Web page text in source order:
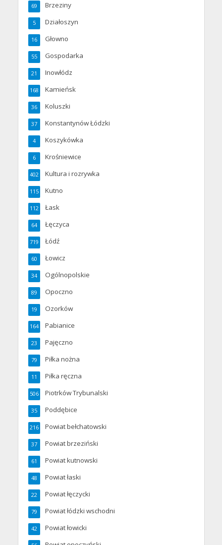
Brzeziny
69
Działoszyn
5
Głowno
16
Gospodarka
55
Inowłódz
21
Kamieńsk
168
Koluszki
36
Konstantynów Łódzki
37
Koszykówka
4
Krośniewice
6
Kultura i rozrywka
402
Kutno
115
Łask
112
Łęczyca
64
Łódź
719
Łowicz
60
Ogólnopolskie
34
Opoczno
89
Ozorków
19
Pabianice
164
Pajęczno
23
Piłka nożna
79
Piłka ręczna
11
Piotrków Trybunalski
506
Poddębice
35
Powiat bełchatowski
216
Powiat brzeziński
37
Powiat kutnowski
61
Powiat łaski
48
Powiat łęczycki
22
Powiat łódzki wschodni
79
Powiat łowicki
42